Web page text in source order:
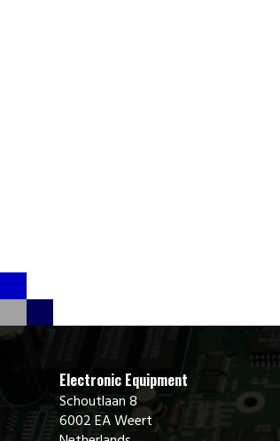
Electronic Equipment
Schoutlaan 8
6002 EA Weert